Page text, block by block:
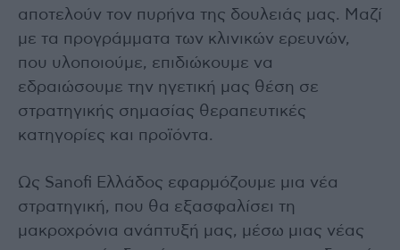
αποτελούν τον πυρήνα της δουλειάς μας. Μαζί
με τα προγράμματα των κλινικών ερευνών,
που υλοποιούμε, επιδιώκουμε να
εδραιώσουμε την ηγετική μας θέση σε
στρατηγικής σημασίας θεραπευτικές
κατηγορίες και προϊόντα.
Ως Sanofi Ελλάδος εφαρμόζουμε μια νέα
στρατηγική, που θα εξασφαλίσει τη
μακροχρόνια ανάπτυξή μας, μέσω μιας νέας